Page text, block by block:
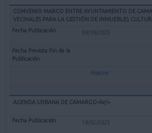
CONVENIO MARCO ENTRE AYUNTAMIENTO DE
VECINALES PARA LA GESTIÓN DE INMUEBLES
04/09/2025
Mostrar
AGENDA URBANA DE CAMARGO<br/>
19/02/2025